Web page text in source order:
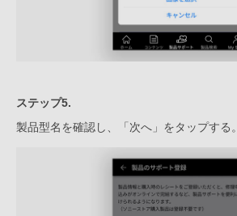
ステップ5.
製品型名を確認し、「次へ」をタップする。